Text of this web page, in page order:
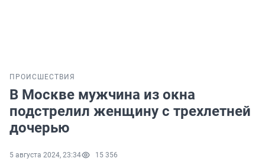
ПРОИСШЕСТВИЯ
В Москве мужчина из окна
подстрелил женщину с трехлетней
дочерью
5 августа 2024, 23:34 15 356